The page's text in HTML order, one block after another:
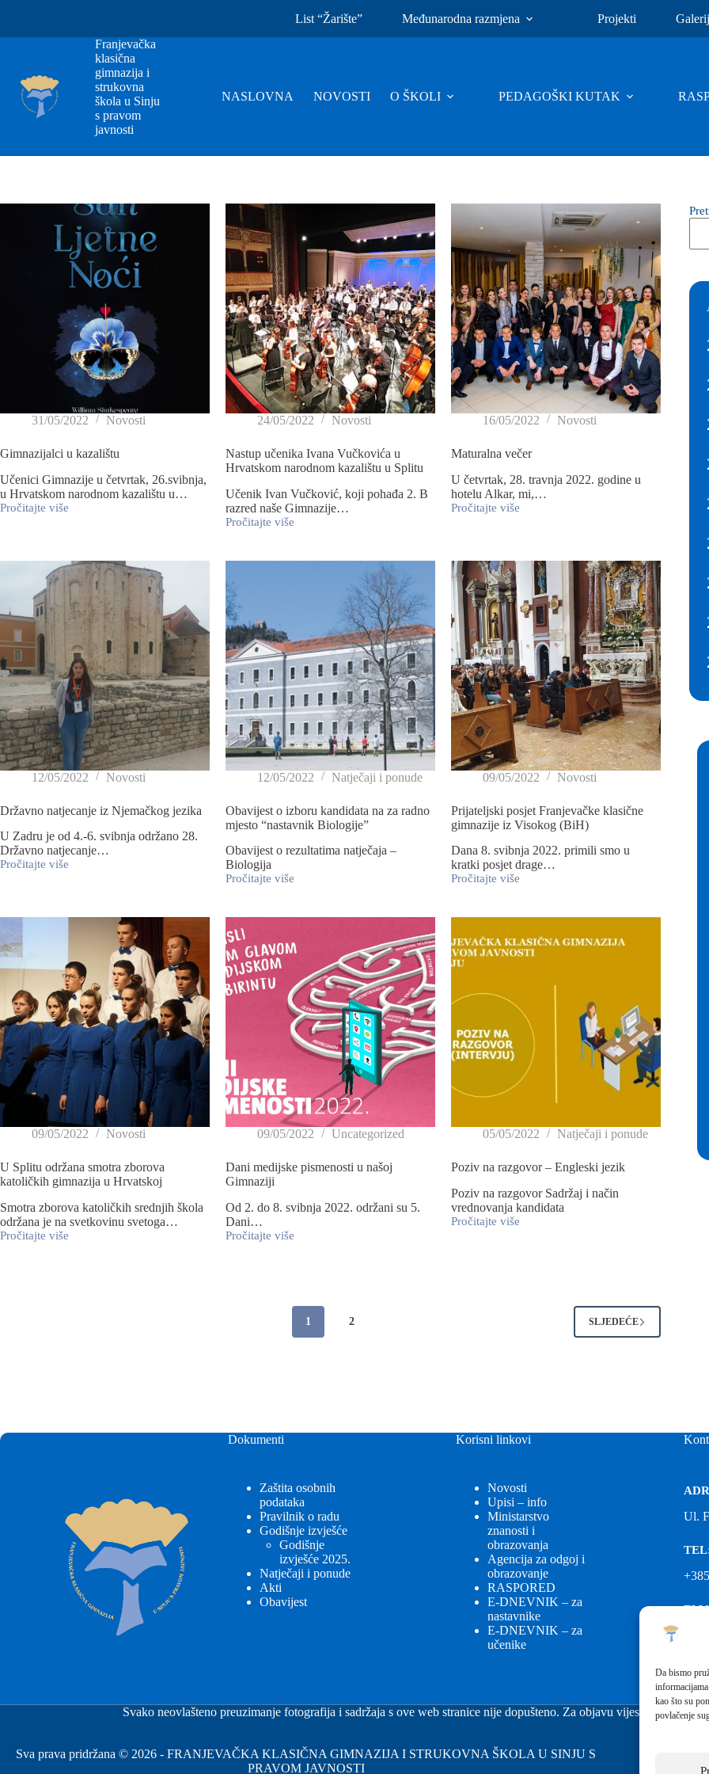
Da bismo
kao što su
povlačenje
List “Žarište” Međunarodna razmjena Projekti
Franjevačka
klasična
gimnazija i
strukovna
škola u Sinju
s pravom
javnosti
NASLOVNA NOVOSTI O ŠKOLI PEDAGOŠKI KUTAK
31/05/2022 Novosti
Gimnazijalci u kazalištu
Učenici Gimnazije u četvrtak, 26.svibnja,
u Hrvatskom narodnom kazalištu u…
Pročitajte više
24/05/2022 Novosti
Nastup učenika Ivana Vučkovića u
Hrvatskom narodnom kazalištu u Splitu
Učenik Ivan Vučković, koji pohađa 2. B
razred naše Gimnazije…
Pročitajte više
16/05/2022 Novosti
Maturalna večer
U četvrtak, 28. travnja 2022. godine u
hotelu Alkar, mi,…
Pročitajte više
12/05/2022 Novosti
Državno natjecanje iz Njemačkog jezika
U Zadru je od 4.-6. svibnja održano 28.
Državno natjecanje…
Pročitajte više
12/05/2022 Natječaji i ponude
Obavijest o izboru kandidata na za radno
mjesto “nastavnik Biologije”
Obavijest o rezultatima natječaja –
Biologija
Pročitajte više
09/05/2022 Novosti
Prijateljski posjet Franjevačke klasične
gimnazije iz Visokog (BiH)
Dana 8. svibnja 2022. primili smo u
kratki posjet drage…
Pročitajte više
09/05/2022 Novosti
U Splitu održana smotra zborova
katoličkih gimnazija u Hrvatskoj
Smotra zborova katoličkih srednjih škola
održana je na svetkovinu svetoga…
Pročitajte više
09/05/2022 Uncategorized
Dani medijske pismenosti u našoj
Gimnaziji
Od 2. do 8. svibnja 2022. održani su 5.
Dani…
Pročitajte više
05/05/2022 Natječaji i ponude
Poziv na razgovor – Engleski jezik
Poziv na razgovor Sadržaj i način
vrednovanja kandidata
Pročitajte više
1 2 SLJEDEĆE
Dokumenti
Zaštita osobnih
podataka
Pravilnik o radu
Godišnje izvješće
Godišnje
izvješće 2025.
Natječaji i ponude
Akti
Obavijest
Korisni linkovi
Novosti
Upisi – info
Ministarstvo
znanosti i
obrazovanja
Agencija za odgoj i
obrazovanje
RASPORED
E-DNEVNIK – za
nastavnike
E-DNEVNIK – za
učenike
Ul.
Svako neovlašteno preuzimanje fotografija i sadržaja s ove web stranice nije dopušteno. Za objavu vijesti sa
Sva prava pridržana © 2026 - FRANJEVAČKA KLASIČNA GIMNAZIJA I STRUKOVNA ŠKOLA U SINJU S
PRAVOM JAVNOSTI